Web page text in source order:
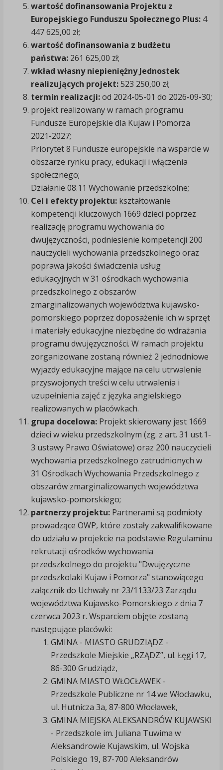
wartość dofinansowania Projektu z
Europejskiego Funduszu Społecznego Plus:4
447 625,00 zł;
wartość dofinansowania z budżetu
państwa:261 625,00 zł;
wkład własny niepieniężny Jednostek
realizujących projekt:523 250,00 zł;
termin realizacji:od 2024-05-01 do 2026-09-30;
projekt realizowany w ramach programu
Fundusze Europejskie dla Kujaw i Pomorza
2021-2027;
Priorytet 8 Fundusze europejskie na wsparcie w
obszarze rynku pracy, edukacji i włączenia
społecznego;
Działanie 08.11 Wychowanie przedszkolne;
Cel i efekty projektu:kształtowanie
kompetencji kluczowych 1669 dzieci poprzez
realizację programu wychowania do
dwujęzyczności, podniesienie kompetencji 200
nauczycieli wychowania przedszkolnego oraz
poprawa jakości świadczenia usług
edukacyjnych w 31 ośrodkach wychowania
przedszkolnego z obszarów
zmarginalizowanych województwa kujawsko-
pomorskiego poprzez doposażenie ich w sprzęt
i materiały edukacyjne niezbędne do wdrażania
programu dwujęzyczności. W ramach projektu
zorganizowane zostaną również 2 jednodniowe
wyjazdy edukacyjne mające na celu utrwalenie
przyswojonych treści w celu utrwalenia i
uzupełnienia zajęć z języka angielskiego
realizowanych w placówkach.
grupa docelowa:Projekt skierowany jest 1669
dzieci w wieku przedszkolnym (zg. z art. 31 ust.1-
3 ustawy Prawo Oświatowe) oraz 200 nauczycieli
wychowania przedszkolnego zatrudnionych w
31 Ośrodkach Wychowania Przedszkolnego z
obszarów zmarginalizowanych województwa
kujawsko-pomorskiego;
partnerzy projektu:Partnerami są podmioty
prowadzące OWP, które zostały zakwalifikowane
do udziału w projekcie na podstawie Regulaminu
rekrutacji ośrodków wychowania
przedszkolnego do projektu "Dwujęzyczne
przedszkolaki Kujaw i Pomorza" stanowiącego
załącznik do Uchwały nr 23/1133/23 Zarządu
województwa Kujawsko-Pomorskiego z dnia 7
czerwca 2023 r. Wsparciem objęte zostaną
następujące placówki:
GMINA - MIASTO GRUDZIĄDZ -
Przedszkole Miejskie „RZĄDZ”, ul. Łęgi 17,
86-300 Grudziądz,
GMINA MIASTO WŁOCŁAWEK -
Przedszkole Publiczne nr 14 we Włocławku,
ul. Hutnicza 3a, 87-800 Włocławek,
GMINA MIEJSKA ALEKSANDRÓW KUJAWSKI
- Przedszkole im. Juliana Tuwima w
Aleksandrowie Kujawskim, ul. Wojska
Polskiego 19, 87-700 Aleksandrów